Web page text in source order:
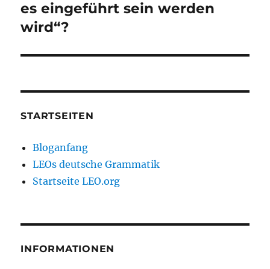
Beitrag:
es eingeführt sein werden
wird“?
STARTSEITEN
Bloganfang
LEOs deutsche Grammatik
Startseite LEO.org
INFORMATIONEN